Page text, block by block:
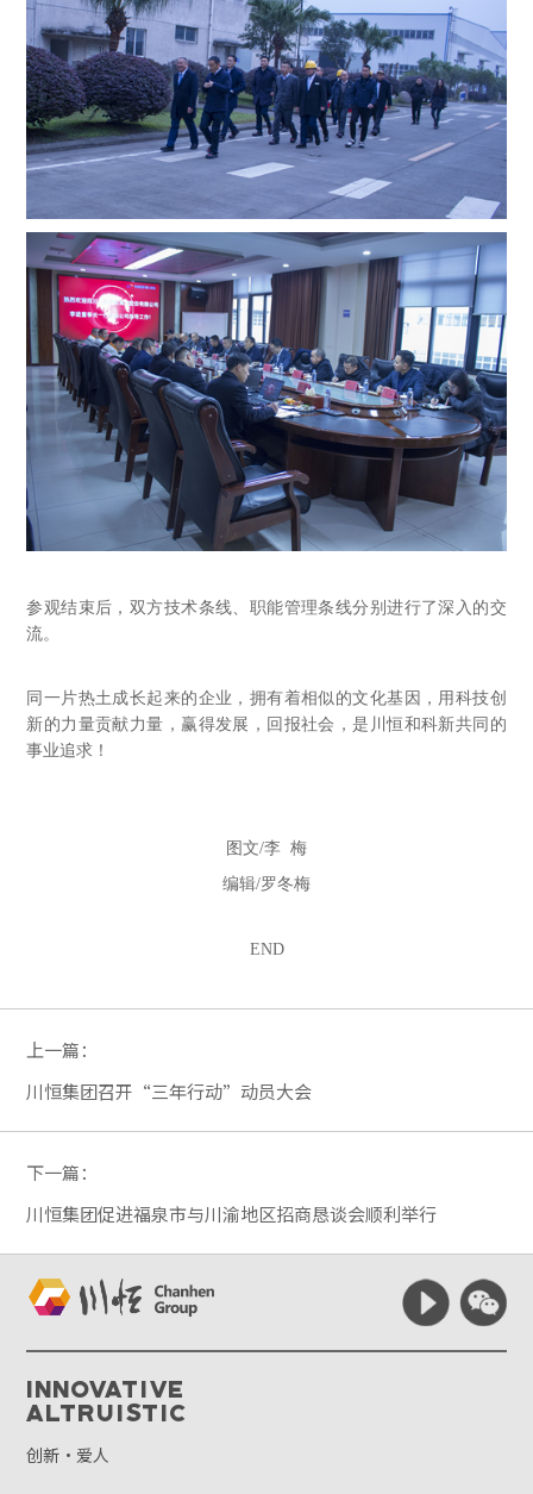
参观结束后，双方技术条线、职能管理条线分别进行了深入的交
流。
同一片热土成长起来的企业，拥有着相似的文化基因，用科技创
新的力量贡献力量，赢得发展，回报社会，是川恒和科新共同的
事业追求！
图文/李 梅
编辑/罗冬梅
END
上一篇：
川恒集团召开“三年行动”动员大会
下一篇：
川恒集团促进福泉市与川渝地区招商恳谈会顺利举行
Innovative
Altruistic
创新·爱人